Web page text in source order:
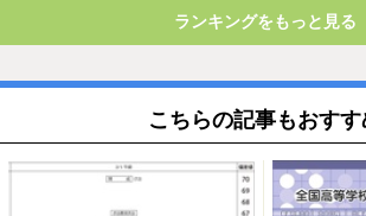
ランキングをもっと見る
こちらの記事もおすす